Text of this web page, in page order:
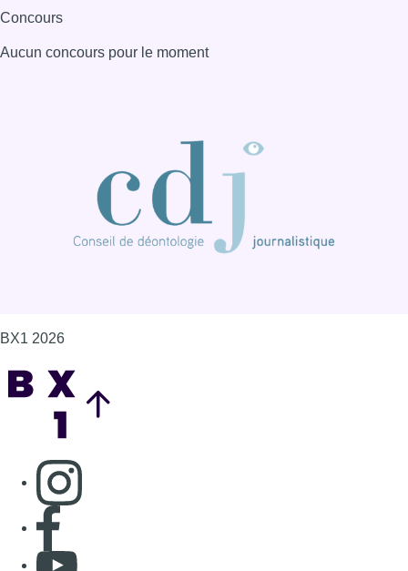
Concours
Aucun concours pour le moment
BX1 2026
Consulter page Instagram
Consulter page Facebook
Consulter Youtube